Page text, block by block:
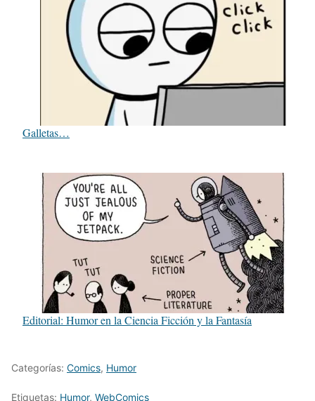
Galletas…
Editorial: Humor en la Ciencia Ficción y la Fantasía
Categorías: Comics, Humor
Etiquetas: Humor, WebComics